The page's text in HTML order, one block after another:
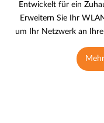
Entwickelt für ein
Erweitern Sie Ihr
um Ihr Netzwerk an